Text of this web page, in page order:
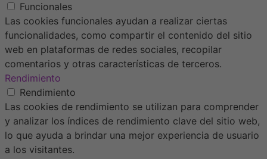
Funcionales
Las cookies funcionales ayudan a realizar ciertas
funcionalidades, como compartir el contenido del sitio
web en plataformas de redes sociales, recopilar
comentarios y otras características de terceros.
Rendimiento
Rendimiento
Las cookies de rendimiento se utilizan para comprender
y analizar los índices de rendimiento clave del sitio web,
lo que ayuda a brindar una mejor experiencia de usuario
a los visitantes.